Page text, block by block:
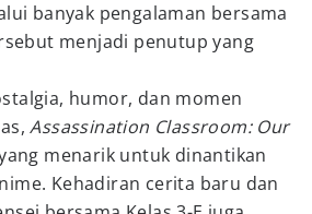
banyak pengalaman bersama
menjadi penutup yang
humor, dan momen
Assassination Classroom: Our
menarik untuk dinantikan
Kehadiran cerita baru dan